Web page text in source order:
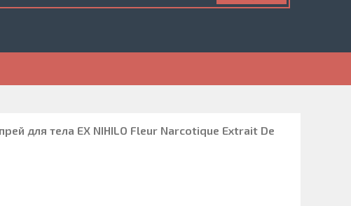
для тела EX NIHILO Fleur Narcotique Extrait De